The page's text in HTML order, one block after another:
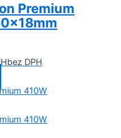
Premium
bez DPH